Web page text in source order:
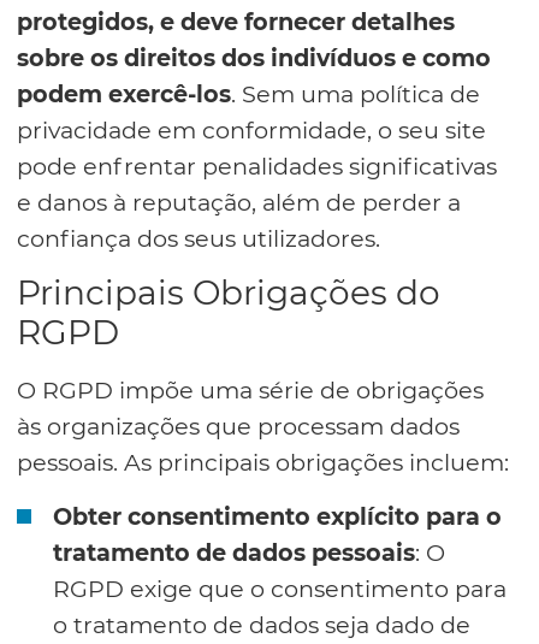
protegidos, e deve fornecer detalhes
sobre os direitos dos indivíduos e como
podem exercê-los. Sem uma política de
privacidade em conformidade, o seu site
pode enfrentar penalidades significativas
e danos à reputação, além de perder a
confiança dos seus utilizadores.
Principais Obrigações do
RGPD
O RGPD impõe uma série de obrigações
às organizações que processam dados
pessoais. As principais obrigações incluem:
Obter consentimento explícito para o
tratamento de dados pessoais: O
RGPD exige que o consentimento para
o tratamento de dados seja dado de